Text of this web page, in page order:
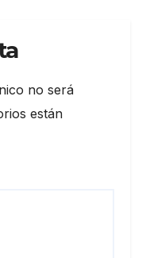
no será
están